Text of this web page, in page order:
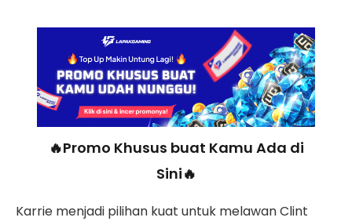
🔥Promo Khusus buat Kamu Ada di
Sini🔥
Karrie menjadi pilihan kuat untuk melawan Clint